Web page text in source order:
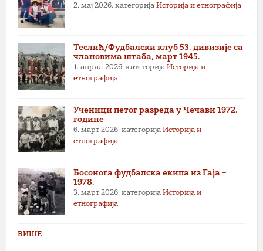
2. мај 2026. категорија Историја и етнографија
Теслић/Фудбалски клуб 53. дивизије са
члановима штаба, март 1945.
1. април 2026. категорија Историја и
етнографија
Ученици петог разреда у Чечави 1972.
године
6. март 2026. категорија Историја и
етнографија
Босонога фудбалска екипа из Гаја –
1978.
3. март 2026. категорија Историја и
етнографија
ВИШЕ